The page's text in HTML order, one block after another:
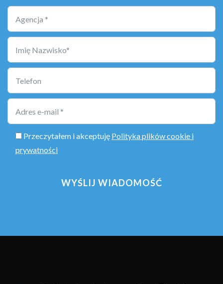
Przeczytałem i akceptuję Polityka plików cookie i
prywatności